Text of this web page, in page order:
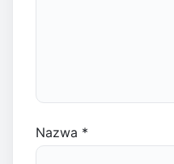
Nazwa *